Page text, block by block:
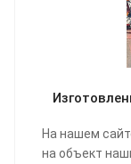
На нашем
на объект